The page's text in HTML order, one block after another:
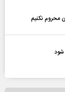
محروم نکنیم